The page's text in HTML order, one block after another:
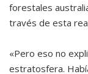
forestales
través de esta
«Pero eso no
estratosfera.